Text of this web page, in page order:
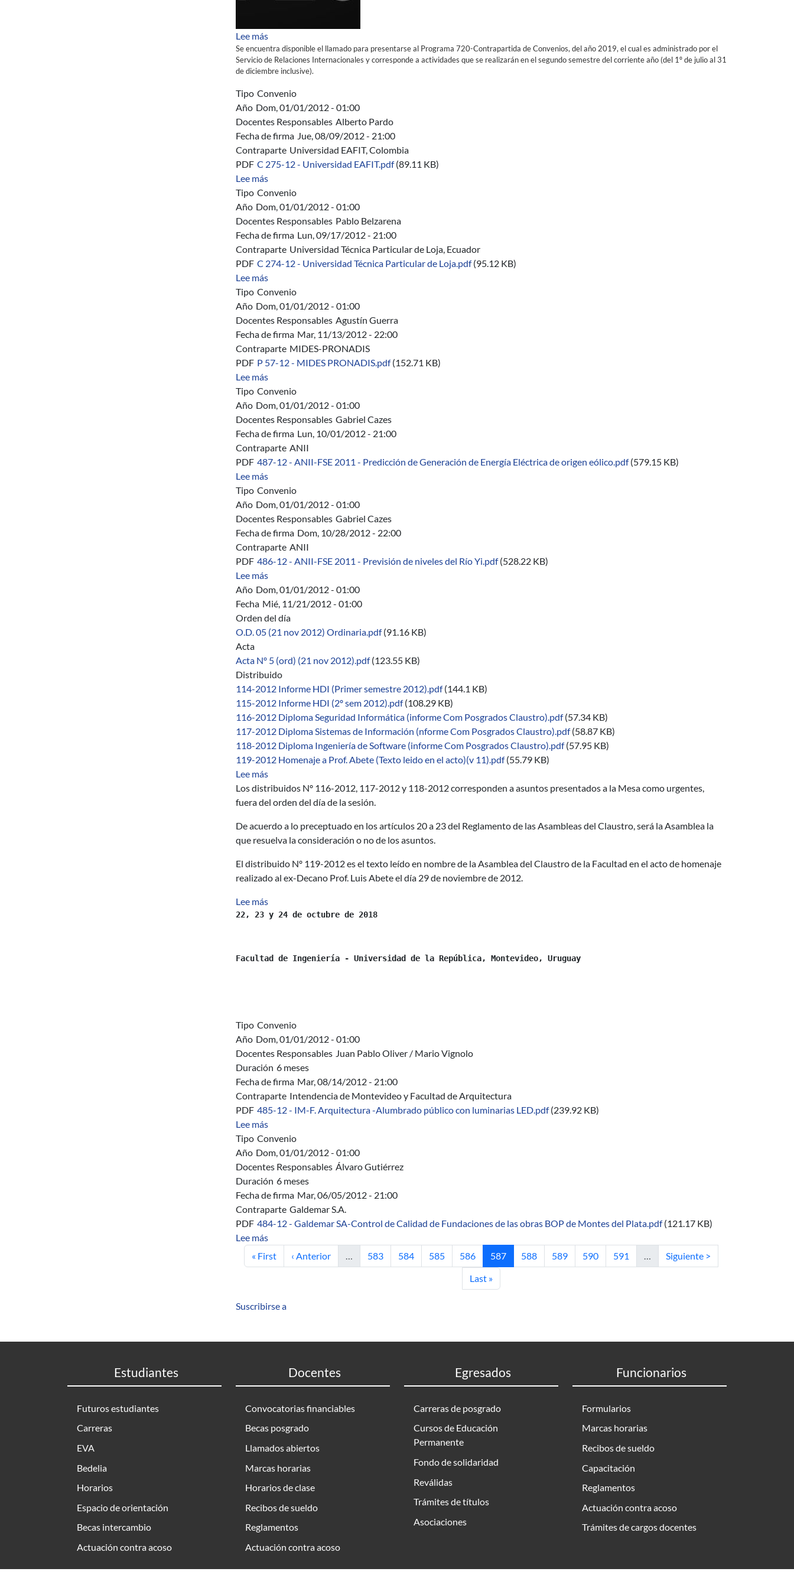
Lee mássobre Programa 720-Contrapartida de Convenios año 2019
Se encuentra disponible el llamado para presentarse al Programa 720-Contrapartida de Convenios, del año 2019, el cual es administrado por el
Servicio de Relaciones Internacionales y corresponde a actividades que se realizarán en el segundo semestre del corriente año (del 1º de julio al 31
de diciembre inclusive).
Tipo Convenio
Año Dom, 01/01/2012 - 01:00
Docentes Responsables Alberto Pardo
Fecha de firma Jue, 08/09/2012 - 21:00
Contraparte Universidad EAFIT, Colombia
PDF C 275-12 - Universidad EAFIT.pdf (89.11 KB)
Lee mássobre C 275/12 - Convenio Marco Universidad EAFIT, Colombia
Tipo Convenio
Año Dom, 01/01/2012 - 01:00
Docentes Responsables Pablo Belzarena
Fecha de firma Lun, 09/17/2012 - 21:00
Contraparte Universidad Técnica Particular de Loja, Ecuador
PDF C 274-12 - Universidad Técnica Particular de Loja.pdf (95.12 KB)
Lee mássobre C 274/12 - Convenio Marco Universidad Técnica Particular de Loja, Ecuador
Tipo Convenio
Año Dom, 01/01/2012 - 01:00
Docentes Responsables Agustín Guerra
Fecha de firma Mar, 11/13/2012 - 22:00
Contraparte MIDES-PRONADIS
PDF P 57-12 - MIDES PRONADIS.pdf (152.71 KB)
Lee mássobre P 57/12 - MIDES-PRONADIS - Ingeniería y aplicaciones en habilitación, rehabilitación y mejora de calidad de vida de
Tipo Convenio
Año Dom, 01/01/2012 - 01:00
Docentes Responsables Gabriel Cazes
Fecha de firma Lun, 10/01/2012 - 21:00
Contraparte ANII
PDF 487-12 - ANII-FSE 2011 - Predicción de Generación de Energía Eléctrica de origen eólico.pdf (579.15 KB)
Lee mássobre 487/12 - ANII-FSE 2011 - Aplicación de herramientas de computación de alto desempeño, de técnicas 4D-var (asimilación
Tipo Convenio
Año Dom, 01/01/2012 - 01:00
Docentes Responsables Gabriel Cazes
Fecha de firma Dom, 10/28/2012 - 22:00
Contraparte ANII
PDF 486-12 - ANII-FSE 2011 - Previsión de niveles del Río Yi.pdf (528.22 KB)
Lee mássobre 486/12 - ANII-FSE 2011 - Previsión de niveles en el río Yi con base en información hidrológica en tiempo real y pronósticos
Año Dom, 01/01/2012 - 01:00
Fecha Mié, 11/21/2012 - 01:00
Orden del día
O.D. 05 (21 nov 2012) Ordinaria.pdf (91.16 KB)
Acta
Acta Nº 5 (ord) (21 nov 2012).pdf (123.55 KB)
Distribuido
114-2012 Informe HDI (Primer semestre 2012).pdf (144.1 KB)
115-2012 Informe HDI (2º sem 2012).pdf (108.29 KB)
116-2012 Diploma Seguridad Informática (informe Com Posgrados Claustro).pdf (57.34 KB)
117-2012 Diploma Sistemas de Información (nforme Com Posgrados Claustro).pdf (58.87 KB)
118-2012 Diploma Ingeniería de Software (informe Com Posgrados Claustro).pdf (57.95 KB)
119-2012 Homenaje a Prof. Abete (Texto leido en el acto)(v 11).pdf (55.79 KB)
Lee mássobre 05/2012-2014
Los distribuidos Nº 116-2012, 117-2012 y 118-2012 corresponden a asuntos presentados a la Mesa como urgentes,
fuera del orden del día de la sesión.
De acuerdo a lo preceptuado en los artículos 20 a 23 del Reglamento de las Asambleas del Claustro, será la Asamblea la
que resuelva la consideración o no de los asuntos.
El distribuido Nº 119-2012 es el texto leído en nombre de la Asamblea del Claustro de la Facultad en el acto de homenaje
realizado al ex-Decano Prof. Luis Abete el día 29 de noviembre de 2012.
Lee mássobre Escuela de Variabilidad en Procesos de Negocio y Software
22, 23 y 24 de octubre de 2018
Facultad de Ingeniería - Universidad de la República, Montevideo, Uruguay
Tipo Convenio
Año Dom, 01/01/2012 - 01:00
Docentes Responsables Juan Pablo Oliver / Mario Vignolo
Duración 6 meses
Fecha de firma Mar, 08/14/2012 - 21:00
Contraparte Intendencia de Montevideo y Facultad de Arquitectura
PDF 485-12 - IM-F. Arquitectura -Alumbrado público con luminarias LED.pdf (239.92 KB)
Lee mássobre 485/12 - IM-F. Arquitectura - Desarrollo de luminarias LEDs para el alumbrado público
Tipo Convenio
Año Dom, 01/01/2012 - 01:00
Docentes Responsables Álvaro Gutiérrez
Duración 6 meses
Fecha de firma Mar, 06/05/2012 - 21:00
Contraparte Galdemar S.A.
PDF 484-12 - Galdemar SA-Control de Calidad de Fundaciones de las obras BOP de Montes del Plata.pdf (121.17 KB)
Lee mássobre 484/12 - Galdemar S.A. - Control de Calidad de Fundaciones de las obras BOP de la Planta de Celulosa Montes del Plata
Primera página
« First Página anterior
‹ Anterior … Página
583 Página
584 Página
585 Página
586 Página actual
587 Página
588 Página
589 Página
590 Página
591 … Siguiente página
Siguiente >
Última página
Last »
Suscribirse a
Estudiantes
Futuros estudiantes
Carreras
EVA
Bedelia
Horarios
Espacio de orientación
Becas intercambio
Actuación contra acoso
Docentes
Convocatorias financiables
Becas posgrado
Llamados abiertos
Marcas horarias
Horarios de clase
Recibos de sueldo
Reglamentos
Actuación contra acoso
Egresados
Carreras de posgrado
Cursos de Educación
Permanente
Fondo de solidaridad
Reválidas
Trámites de títulos
Asociaciones
Funcionarios
Formularios
Marcas horarias
Recibos de sueldo
Capacitación
Reglamentos
Actuación contra acoso
Trámites de cargos docentes